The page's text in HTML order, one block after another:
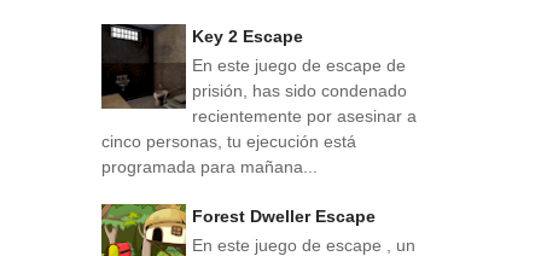
Key 2 Escape
En este juego de escape de
prisión, has sido condenado
recientemente por asesinar a
cinco personas, tu ejecución está
programada para mañana...
Forest Dweller Escape
En este juego de escape , un